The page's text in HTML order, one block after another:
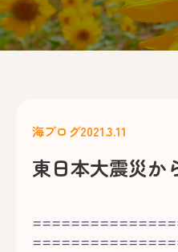
海ブログ2021.3.11
東日本大震災か